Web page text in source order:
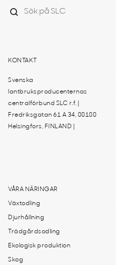
KONTAKT
Svenska
lantbruksproducenternas
centralförbund SLC r.f. |
Fredriksgatan 61 A 34, 00100
Helsingfors, FINLAND |
VÅRA NÄRINGAR
Växtodling
Djurhållning
Trädgårdsodling
Ekologisk produktion
Skog